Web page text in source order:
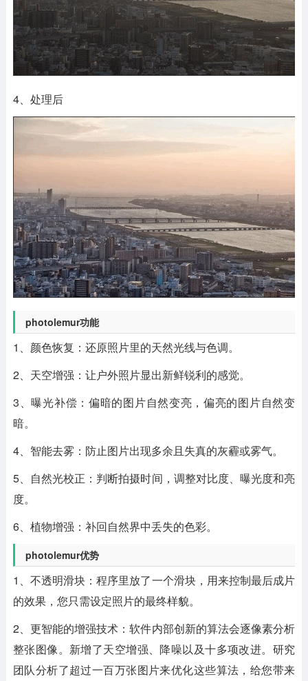
4、处理后
photolemur功能
1、颜色恢复：还原照片里的天然光线与色调。
2、天空增强：让户外照片显出新鲜锐利的感觉。
3、曝光补偿：偏暗的图片自然变亮，偏亮的图片自然变
暗。
4、智能去雾：防止图片出现多余且失真的灰霾或雾气。
5、自然光校正：判断拍摄时间，调整对比度、曝光度和亮
度。
6、植物增强：补回自然界中丢失的色彩。
photolemur优势
1、不透明滑块：程序里放了一个滑块，用来控制最后成片
的效果，您只需设定照片的最终样貌。
2、更智能的增强技术：软件内部创新的算法会逐像素分析
整张图像。新增了天空增强、降噪以及十多项改进。研究
团队分析了超过一百万张图片来优化这些算法，给您带来